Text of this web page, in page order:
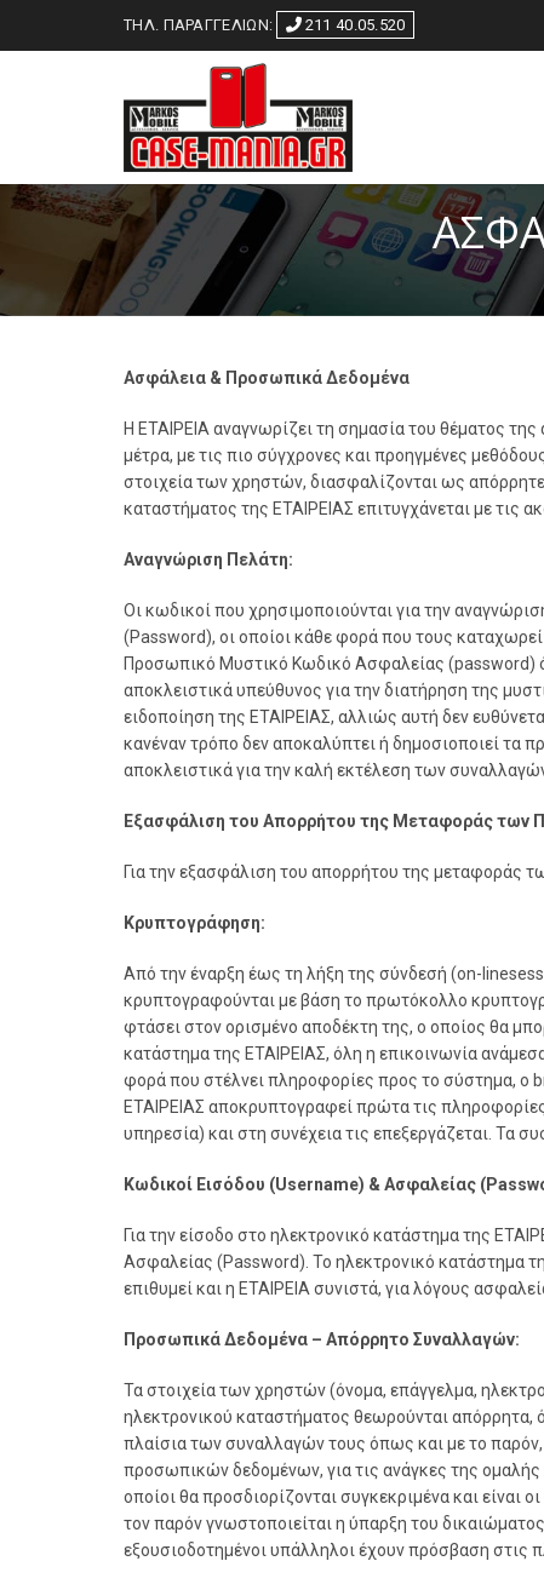
ΤΗΛ. ΠΑΡΑΓΓΕΛΙΩΝ: 211 40.05.520
Ασφάλεια & Προσωπικά Δεδομένα
H ΕΤΑΙΡΕΙΑ αναγνωρίζει τη σημασία του θέματος
μέτρα, με τις πιο σύγχρονες και προηγμένες
στοιχεία των χρηστών, διασφαλίζονται ως
καταστήματος της ΕΤΑΙΡΕΙΑΣ επιτυγχάνεται με τις
Αναγνώριση Πελάτη:
Οι κωδικοί που χρησιμοποιούνται για την
(Password), οι οποίοι κάθε φορά που τους
Προσωπικό Μυστικό Κωδικό Ασφαλείας (password)
αποκλειστικά υπεύθυνος για την διατήρηση της
ειδοποίηση της ΕΤΑΙΡΕΙΑΣ, αλλιώς αυτή δεν
κανέναν τρόπο δεν αποκαλύπτει ή δημοσιοποιεί
αποκλειστικά για την καλή εκτέλεση των
Εξασφάλιση του Απορρήτου της Μεταφοράς των
Για την εξασφάλιση του απορρήτου της μεταφοράς
Κρυπτογράφηση:
Από την έναρξη έως τη λήξη της σύνδεσή (on-
κρυπτογραφούνται με βάση το πρωτόκολλο
φτάσει στον ορισμένο αποδέκτη της, ο οποίος θα
κατάστημα της ΕΤΑΙΡΕΙΑΣ, όλη η επικοινωνία
φορά που στέλνει πληροφορίες προς το σύστημα, ο
ΕΤΑΙΡΕΙΑΣ αποκρυπτογραφεί πρώτα τις
υπηρεσία) και στη συνέχεια τις επεξεργάζεται. Τα
Κωδικοί Εισόδου (Username) & Ασφαλείας
Για την είσοδο στο ηλεκτρονικό κατάστημα της
Ασφαλείας (Password). Το ηλεκτρονικό κατάστημα
επιθυμεί και η ΕΤΑΙΡΕΙΑ συνιστά, για λόγους
Προσωπικά Δεδομένα – Απόρρητο Συναλλαγών:
Τα στοιχεία των χρηστών (όνομα, επάγγελμα,
ηλεκτρονικού καταστήματος θεωρούνται
πλαίσια των συναλλαγών τους όπως και με το παρόν,
προσωπικών δεδομένων, για τις ανάγκες της
οποίοι θα προσδιορίζονται συγκεκριμένα και
τον παρόν γνωστοποιείται η ύπαρξη του
εξουσιοδοτημένοι υπάλληλοι έχουν πρόσβαση στις